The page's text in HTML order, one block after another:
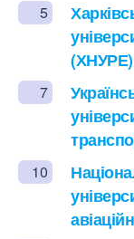
5
(ХНУРЕ)
7
10